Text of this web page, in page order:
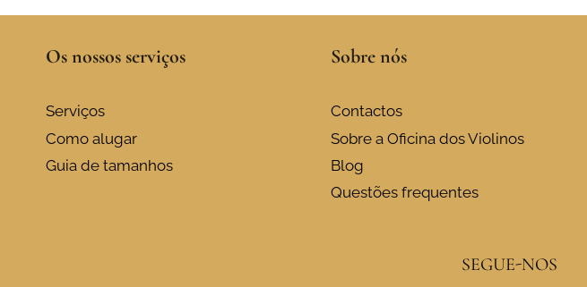
multiple
The
may
be
chosen
multiple
The
may
be
chosen
Os nossos serviços
Serviços
Como alugar
Guia de tamanhos
Sobre nós
Contactos
Sobre a Oficina dos Violinos
Blog
Questões frequentes
SEGUE-NOS